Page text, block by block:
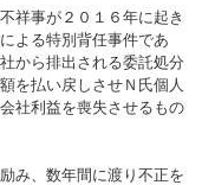
祥事が２０１６年に起き
よる特別背任事件であ
から排出される委託処分
を払い戻しさせＮ氏個人
社利益を喪失させるもの
み、数年間に渡り不正を